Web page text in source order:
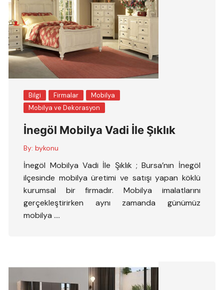
Bilgi Firmalar
Mobilya
Mobilya ve Dekorasyon
İnegöl Mobilya Vadi İle Şıklık
By: bykonu
İnegöl Mobilya Vadi İle Şıklık ; Bursa’nın İnegöl
ilçesinde mobilya üretimi ve satışı yapan köklü
kurumsal bir firmadır. Mobilya imalatlarını
gerçekleştirirken aynı zamanda günümüz
mobilya ….